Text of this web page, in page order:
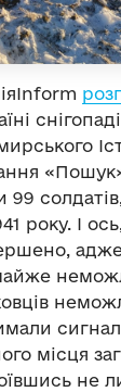
року. І
місця
не